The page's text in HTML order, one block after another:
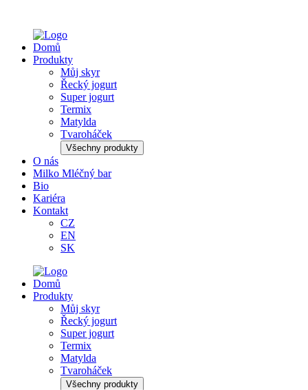
Domů
Produkty
Můj skyr
Řecký jogurt
Super jogurt
Termix
Matylda
Tvaroháček
Všechny produkty
O nás
Milko Mléčný bar
Bio
Kariéra
Kontakt
CZ
EN
SK
Domů
Produkty
Můj skyr
Řecký jogurt
Super jogurt
Termix
Matylda
Tvaroháček
Všechny produkty